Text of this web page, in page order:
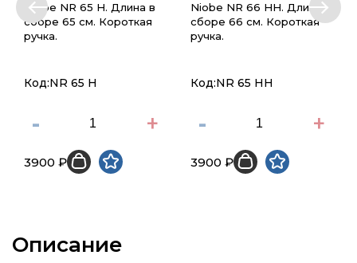
Niobe NR 65 H. Длина в
сборе 65 см. Короткая
ручка.
Код:NR 65 H
- +
3900 ₽
Niobe NR 66 HH. Длина в
сборе 66 см. Короткая
ручка.
Код:NR 65 HH
- +
3900 ₽
Описание